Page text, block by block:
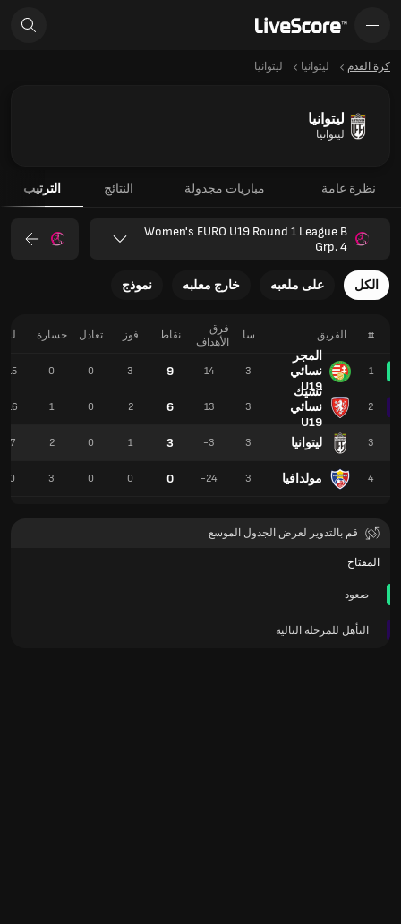
كرة القدم ليتوانيا ليتوانيا
ليتوانيا
ليتوانيا
نظرة عامة مباريات مجدولة النتائج الترتيب
Women's EURO U19 Round 1 League B
Grp. 4
الكل على ملعبه خارج معلبه نموذج
# الفريق
1
المجر
نسائي
U19
2
تشيك
نسائي
U19
3 ليتوانيا
4 مولدافيا
سا
فرق
الأهداف
نقاط فوز تعادل خسارة لـ
3
14
9
3
0
0
15
3
13
6
2
0
1
16
3
-3
3
1
0
2
7
3
-24
0
0
0
3
0
قم بالتدوير لعرض الجدول الموسع
المفتاح
صعود
التأهل للمرحلة التالية